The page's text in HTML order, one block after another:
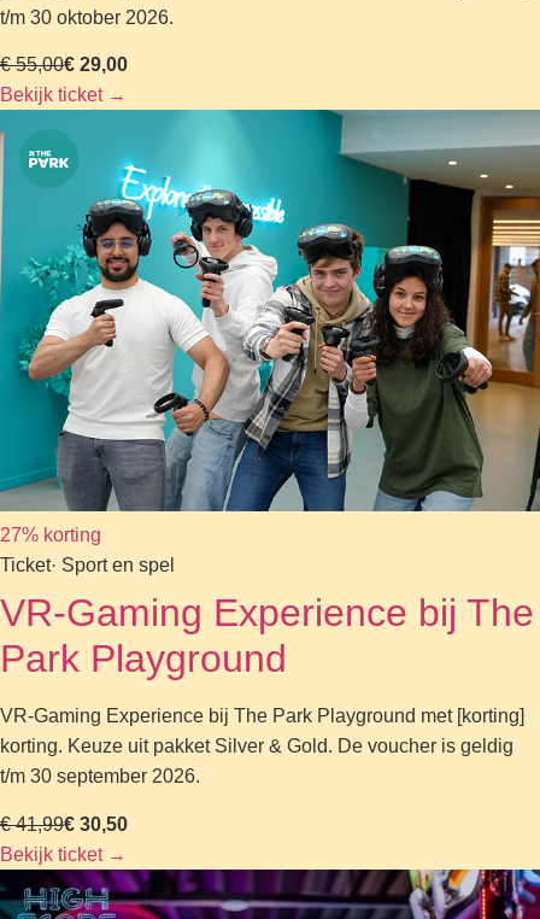
t/m 30 oktober 2026.
€ 55,00€ 29,00
Bekijk ticket →
27% korting
Ticket· Sport en spel
VR-Gaming Experience bij The
Park Playground
VR-Gaming Experience bij The Park Playground met [korting]
korting. Keuze uit pakket Silver & Gold. De voucher is geldig
t/m 30 september 2026.
€ 41,99€ 30,50
Bekijk ticket →